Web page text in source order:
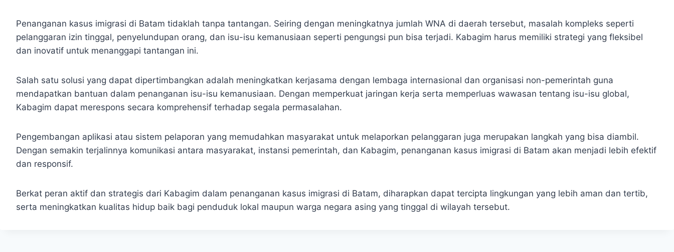
Penanganan kasus imigrasi di Batam tidaklah tanpa tantangan. Seiring dengan meningkatnya jumlah WNA di daerah tersebut, masalah kompleks seperti
pelanggaran izin tinggal, penyelundupan orang, dan isu-isu kemanusiaan seperti pengungsi pun bisa terjadi. Kabagim harus memiliki strategi yang fleksibel
dan inovatif untuk menanggapi tantangan ini.
Salah satu solusi yang dapat dipertimbangkan adalah meningkatkan kerjasama dengan lembaga internasional dan organisasi non-pemerintah guna
mendapatkan bantuan dalam penanganan isu-isu kemanusiaan. Dengan memperkuat jaringan kerja serta memperluas wawasan tentang isu-isu global,
Kabagim dapat merespons secara komprehensif terhadap segala permasalahan.
Pengembangan aplikasi atau sistem pelaporan yang memudahkan masyarakat untuk melaporkan pelanggaran juga merupakan langkah yang bisa diambil.
Dengan semakin terjalinnya komunikasi antara masyarakat, instansi pemerintah, dan Kabagim, penanganan kasus imigrasi di Batam akan menjadi lebih efektif
dan responsif.
Berkat peran aktif dan strategis dari Kabagim dalam penanganan kasus imigrasi di Batam, diharapkan dapat tercipta lingkungan yang lebih aman dan tertib,
serta meningkatkan kualitas hidup baik bagi penduduk lokal maupun warga negara asing yang tinggal di wilayah tersebut.